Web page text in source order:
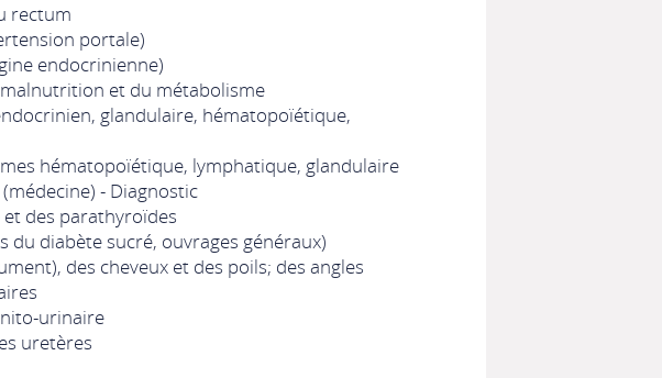
rectum
portale)
endocrinienne)
et du métabolisme
glandulaire, hématopoïétique,
hématopoïétique, lymphatique, glandulaire
- Diagnostic
des parathyroïdes
du diabète sucré, ouvrages généraux)
des cheveux et des poils; des angles
urinaire
uretères